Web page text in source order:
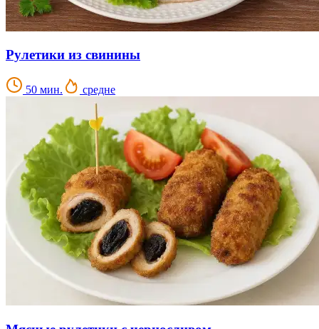
Рулетики из свинины
50 мин. средне